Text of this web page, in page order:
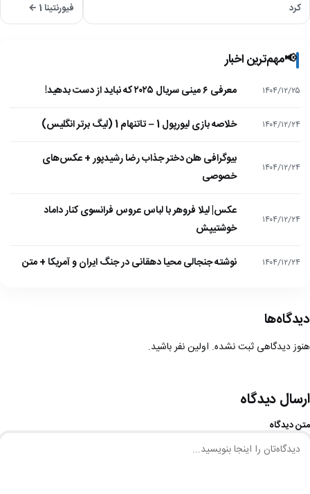
کرد
فیورنتینا 1 ←
📢مهم‌ترین اخبار
۱۴۰۴/۱۲/۲۵ معرفی ۶ مینی سریال ۲۰۲۵ که نباید از دست بدهید!
۱۴۰۴/۱۲/۲۴ خلاصه بازی لیورپول 1 – تاتنهام 1 (لیگ برتر انگلیس)
۱۴۰۴/۱۲/۲۴
بیوگرافی هلن دختر جذاب رضا رشیدپور + عکس‌های
خصوصی
۱۴۰۴/۱۲/۲۴
عکس| لیلا فروهر با لباس عروس فرانسوی کنار داماد
خوشتیپش
۱۴۰۴/۱۲/۲۴ نوشته جنجالی محیا دهقانی در جنگ ایران و آمریکا + متن
دیدگاه‌ها
هنوز دیدگاهی ثبت نشده. اولین نفر باشید.
ارسال دیدگاه
متن دیدگاه